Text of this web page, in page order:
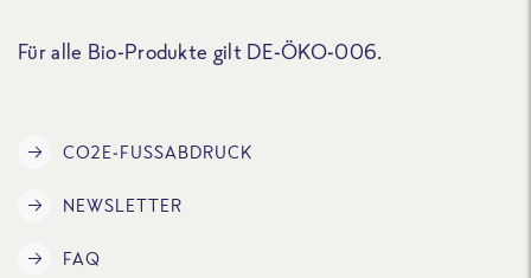
Für alle Bio-Produkte gilt DE-ÖKO-006.
CO2E-FUSSABDRUCK
NEWSLETTER
FAQ